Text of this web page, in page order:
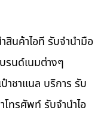
สินค้าไอที รับจำนำมือ
รนด์เนมต่างๆ
าชาแนล บริการ รับ
โทรศัพท์ รับจำนำไอ